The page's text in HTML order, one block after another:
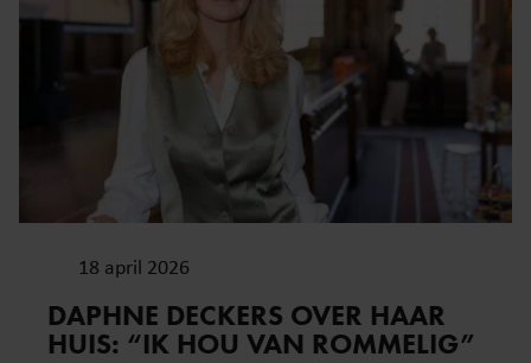
18 april 2026
DAPHNE DECKERS OVER HAAR
HUIS: “IK HOU VAN ROMMELIG”